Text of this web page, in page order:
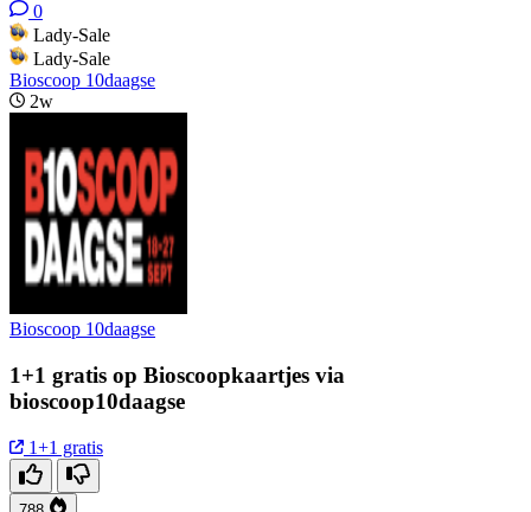
0
Lady-Sale
Lady-Sale
Bioscoop 10daagse
2w
Bioscoop 10daagse
1+1 gratis op Bioscoopkaartjes via
bioscoop10daagse
1+1 gratis